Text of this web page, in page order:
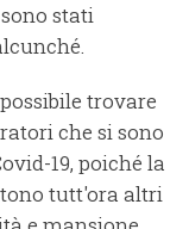
stati
trovare
che si sono
19, poiché la
tutt'ora altri